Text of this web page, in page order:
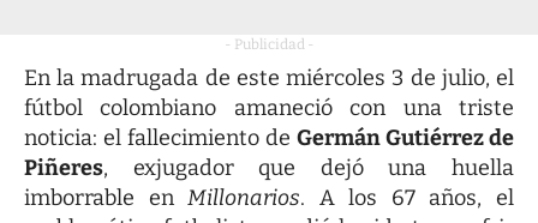
- Publicidad -
En la madrugada de este miércoles 3 de julio, el
fútbol colombiano amaneció con una triste
noticia: el fallecimiento de Germán Gutiérrez de
Piñeres, exjugador que dejó una huella
imborrable enMillonarios. A los 67 años, el